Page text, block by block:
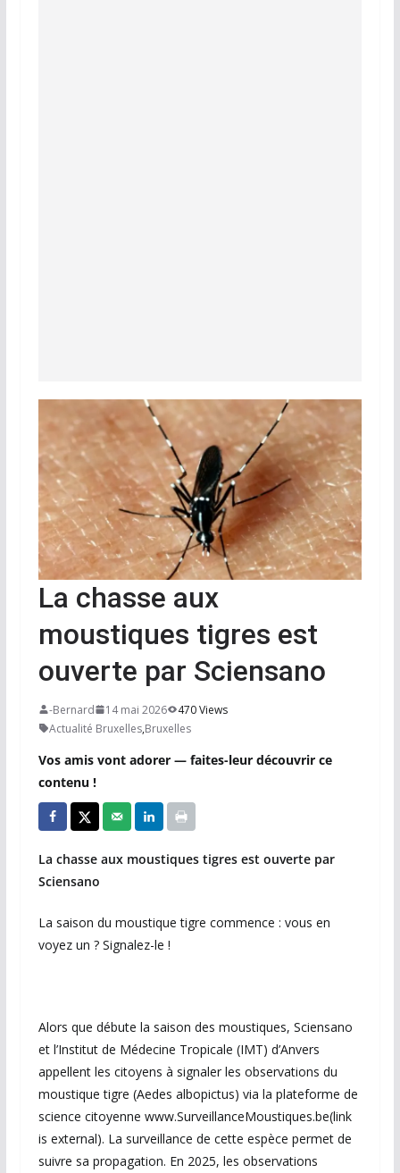
La chasse aux
moustiques tigres est
ouverte par Sciensano
-Bernard 14 mai 2026
470 Views
Actualité Bruxelles,Bruxelles
Vos amis vont adorer — faites-leur découvrir ce
contenu !
La chasse aux moustiques tigres est ouverte par
Sciensano
La saison du moustique tigre commence : vous en
voyez un ? Signalez-le !
Alors que débute la saison des moustiques, Sciensano
et l’Institut de Médecine Tropicale (IMT) d’Anvers
appellent les citoyens à signaler les observations du
moustique tigre (Aedes albopictus) via la plateforme de
science citoyenne www.SurveillanceMoustiques.be(link
is external). La surveillance de cette espèce permet de
suivre sa propagation. En 2025, les observations